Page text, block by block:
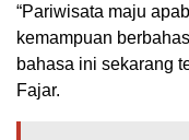
“Pariwisata maju
kemampuan
bahasa ini sekarang
Fajar.